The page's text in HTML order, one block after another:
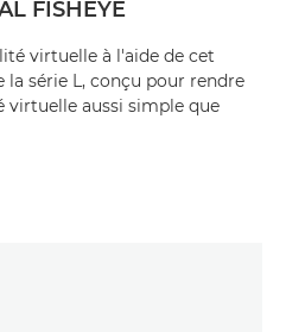
FISHEYE
virtuelle à l'aide de cet
série L, conçu pour rendre
virtuelle aussi simple que